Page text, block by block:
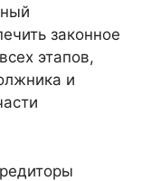
законное
этапов,
и